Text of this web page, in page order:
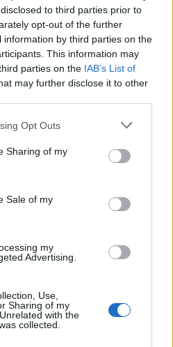
to third parties prior to
opt-out of the further
by third parties on the
This information may
parties on the IAB’s List of
may further disclose it to other
Opt Outs
Sharing of my
Sale of my
my
Advertising.
Use,
Sharing of my
with the
collected.